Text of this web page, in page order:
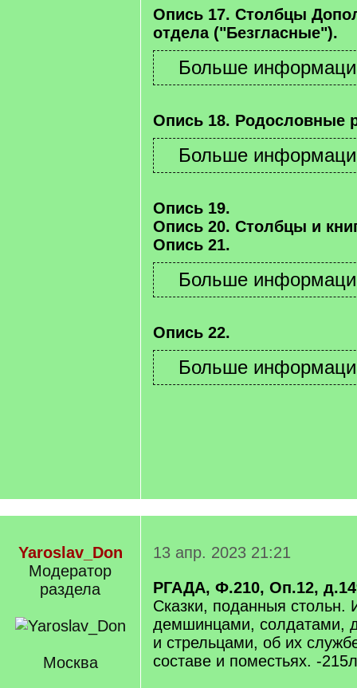
Опись 17. Столбцы
отдела ("Безгласные").
Опись 18. Родословные
Опись 19.
Опись 20. Столбцы и
Опись 21.
Опись 22.
Yaroslav_Don
Модератор
раздела
Москва
13 апр. 2023 21:21
РГАДА, Ф.210, Оп.12,
Сказки, поданныя
демшинцами, солдатами,
и стрельцами, об их
составе и поместьях. -